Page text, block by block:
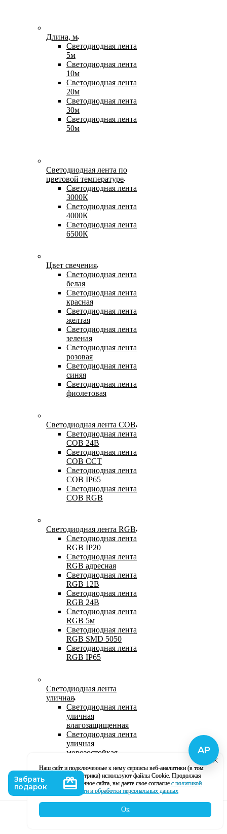
Длина, м
Светодиодная лента
5м
Светодиодная лента
10м
Светодиодная лента
20м
Светодиодная лента
30м
Светодиодная лента
50м
Светодиодная лента по
цветовой температуре
Светодиодная лента
3000К
Светодиодная лента
4000К
Светодиодная лента
6500К
Цвет свечения
Светодиодная лента
белая
Светодиодная лента
красная
Светодиодная лента
желтая
Светодиодная лента
зеленая
Светодиодная лента
розовая
Светодиодная лента
синяя
Светодиодная лента
фиолетовая
Светодиодная лента COB
Светодиодная лента
COB 24В
Светодиодная лента
COB CCT
Светодиодная лента
COB IP65
Светодиодная лента
COB RGB
Светодиодная лента RGB
Светодиодная лента
RGB IP20
Светодиодная лента
RGB адресная
Светодиодная лента
RGB 12В
Светодиодная лента
RGB 24В
Светодиодная лента
RGB 5м
Светодиодная лента
RGB SMD 5050
Светодиодная лента
RGB IP65
Светодиодная лента
уличная
Светодиодная лента
уличная
влагозащищенная
Светодиодная лента
уличная
морозостойкая
светодиодная лента
220В
Светодиодная лента
уличная в силиконе
Наш сайт и подключенные к нему сервисы веб-аналитики (в том
числе, Яндекс Метрика) используют файлы Cookie. Продолжая
использование данное сайта, вы даете свое согласие с политикой
кофиденциальности и обработки персональных данных
Ок